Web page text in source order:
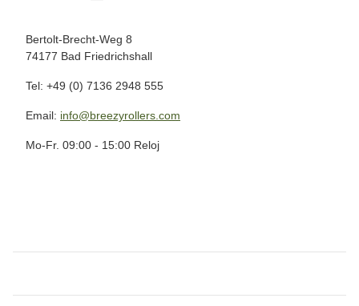
Bertolt-Brecht-Weg 8
74177 Bad Friedrichshall
Tel: +49 (0) 7136 2948 555
Email: info@breezyrollers.com
Mo-Fr. 09:00 - 15:00 Reloj